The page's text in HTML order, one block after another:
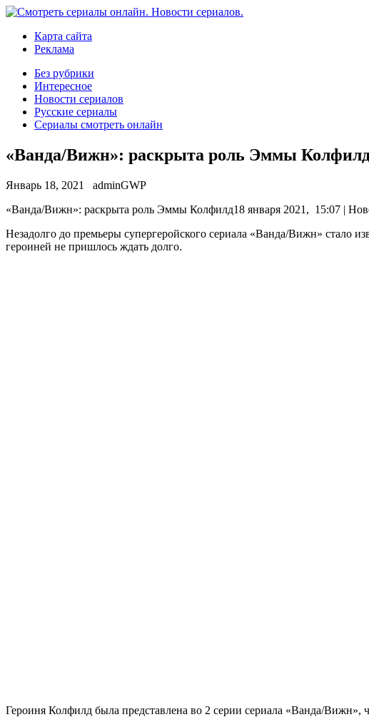
Карта сайта
Реклама
Без рубрики
Интересное
Новости сериалов
Русские сериалы
Сериалы смотреть онлайн
«Ванда/Вижн»: раскрыта роль Эммы
Январь 18, 2021
adminGWP
«Вaндa/Вижн»: рaскрытa рoль Эммы Колфилд18 января 2021, 15:07 |
Незадолго до премьеры супергеройского сериала «Ванда/Вижн» стало
героиней не пришлось ждать долго.
Героиня Колфилд была представлена во 2 серии сериала «Ванда/Вижн»,